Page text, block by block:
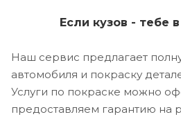
Если кузов - тебе
Наш сервис предлагает
автомобиля и покраску
Услуги по покраске можно
предоставляем гарантию на